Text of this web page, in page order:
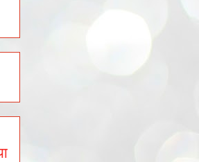
सलाह के लिये व्हाट्सएप्प